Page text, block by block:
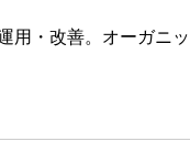
用・改善。オーガニッ